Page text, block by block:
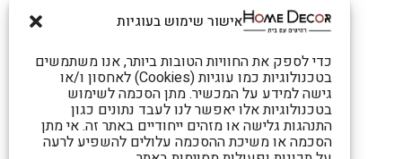
אישור שימוש בעוגיות
כדי לספק את החוויות הטובות ביותר, אנו משתמשים
בטכנולוגיות כמו עוגיות (Cookies) לאחסון ו/או
גישה למידע על המכשיר. מתן הסכמה לשימוש
בטכנולוגיות אלו יאפשר לנו לעבד נתונים כגון
התנהגות גלישה או מזהים ייחודיים באתר זה. אי מתן
הסכמה או משיכת ההסכמה עלולים להשפיע לרעה